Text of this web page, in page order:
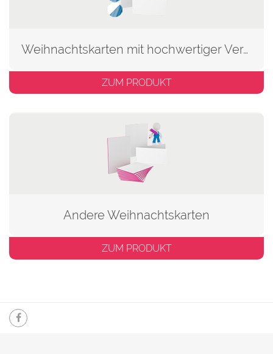
Weihnachtskarten mit hochwertiger Veredelung
ZUM PRODUKT
Andere Weihnachtskarten
ZUM PRODUKT